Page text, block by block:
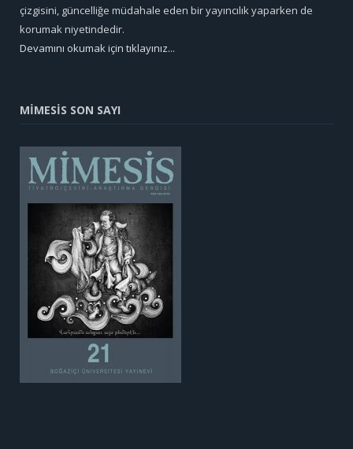
çizgisini, güncelliğe müdahale eden bir yayıncılık yaparken de
korumak niyetindedir.
Devamını okumak için tıklayınız...
MİMESİS SON SAYI